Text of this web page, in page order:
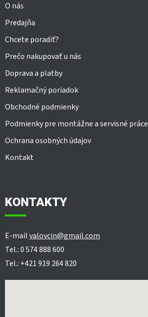
O nás
Predajňa
Chcete poradiť?
Prečo nakupovať u nás
Doprava a platby
Reklamačný poriadok
Obchodné podmienky
Podmienky pre montážne a servisné práce
Ochrana osobných údajov
Kontakt
KONTAKTY
E-mailvalovcin@gmail.com
Tel.: 0 574 888 600
Tel.: +421 919 264 820